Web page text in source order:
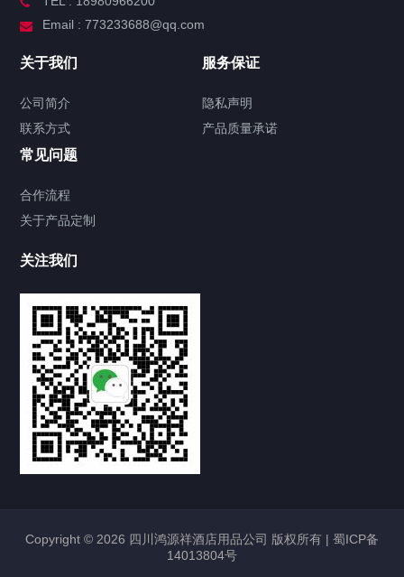
Email : 773233688@qq.com
关于我们
公司简介
联系方式
服务保证
隐私声明
产品质量承诺
常见问题
合作流程
关于产品定制
关注我们
Copyright © 2026 四川鸿源祥酒店用品公司 版权所有 | 蜀ICP备
14013804号